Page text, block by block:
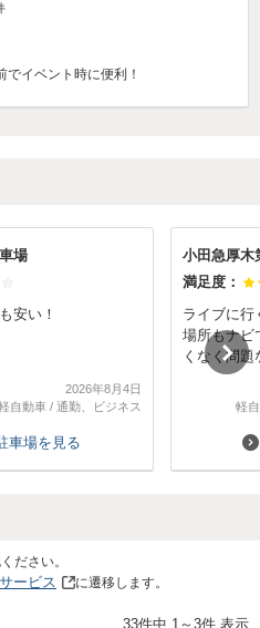
イベント時に便利！
場
安い！
2026年8月4日
自動車/ 通勤、ビジネス
車場を見る
小田急厚木
満足度：
ライブに行
場所もナビ
くなく問
次回も機
きたいと軽
ださい。
ービス に遷移します。
33件中 1 ～ 3件 表示